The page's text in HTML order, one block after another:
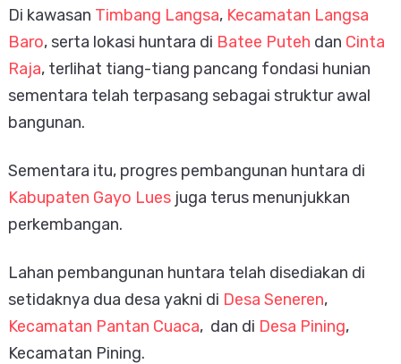
Di kawasan Timbang Langsa, Kecamatan Langsa
Baro, serta lokasi huntara di Batee Puteh dan Cinta
Raja, terlihat tiang-tiang pancang fondasi hunian
sementara telah terpasang sebagai struktur awal
bangunan.
Sementara itu, progres pembangunan huntara di
Kabupaten Gayo Luesjuga terus menunjukkan
perkembangan.
Lahan pembangunan huntara telah disediakan di
setidaknya dua desa yakni di Desa Seneren,
Kecamatan Pantan Cuaca, dan di Desa Pining,
Kecamatan Pining.